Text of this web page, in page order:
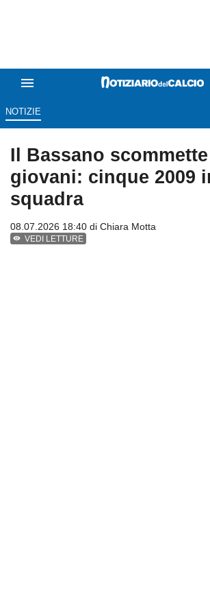
NOTIZIE
Il Bassano
giovani: cinque 2009
squadra
08.07.2026 18:40 di Chiara Motta
VEDI LETTURE